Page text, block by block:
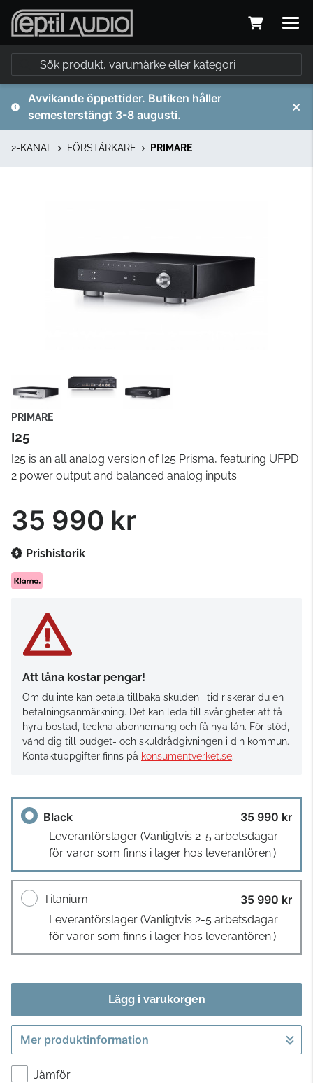
Avvikande öppettider. Butiken håller
semesterstängt 3-8 augusti.
2-KANAL FÖRSTÄRKARE PRIMARE
PRIMARE
I25
I25 is an all analog version of I25 Prisma, featuring UFPD
2 power output and balanced analog inputs.
35 990 kr
Prishistorik
Att låna kostar pengar!
Om du inte kan betala tillbaka skulden i tid riskerar du en
betalningsanmärkning. Det kan leda till svårigheter att få
hyra bostad, teckna abonnemang och få nya lån. För stöd,
vänd dig till budget- och skuldrådgivningen i din kommun.
Kontaktuppgifter finns på konsumentverket.se.
Black 35 990 kr
Leverantörslager (Vanligtvis 2-5 arbetsdagar
för varor som finns i lager hos leverantören.)
Titanium 35 990 kr
Leverantörslager (Vanligtvis 2-5 arbetsdagar
för varor som finns i lager hos leverantören.)
Lägg i varukorgen
Gå till kassan
Mer produktinformation
Jämför